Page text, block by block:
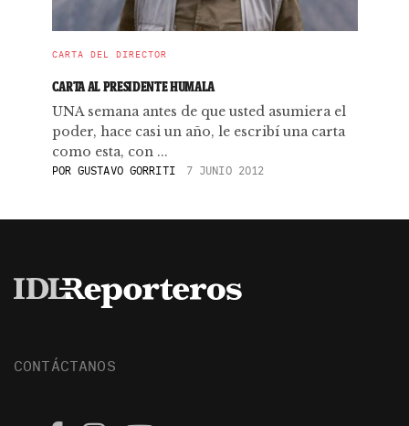
CARTA DEL DIRECTOR
CARTA AL PRESIDENTE HUMALA
UNA semana antes de que usted asumiera el
poder, hace casi un año, le escribí una carta
como esta, con ...
POR GUSTAVO GORRITI 7 JUNIO 2012
CONTÁCTANOS